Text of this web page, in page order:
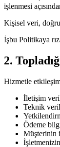
işlenmesi
Kişisel veri,
İşbu Politikaya
2.
Hizmetle
İletişim
Teknik
Ödeme
Müşterinin